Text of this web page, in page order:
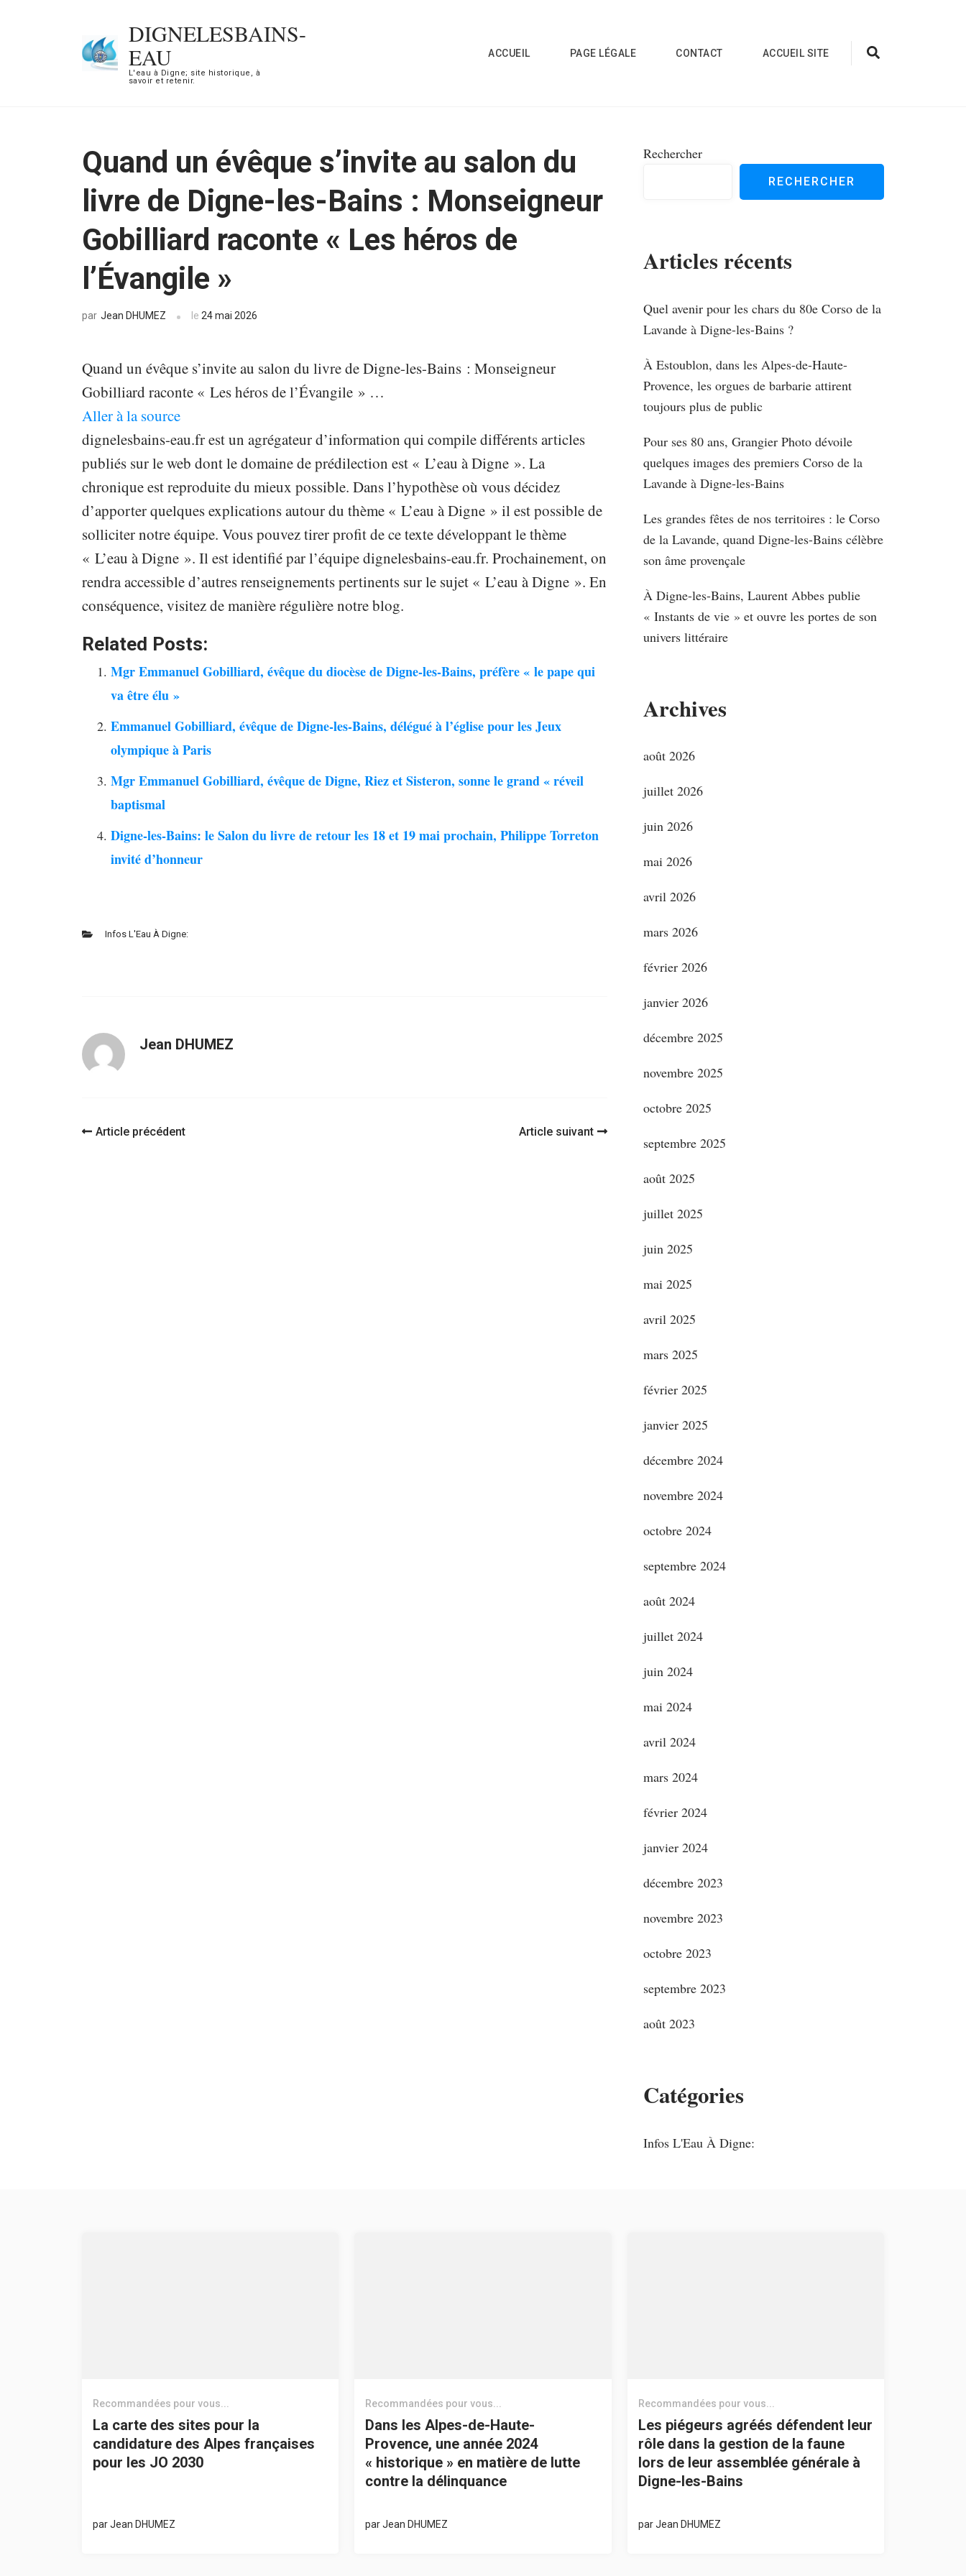
DIGNELESBAINS-
EAU
L'eau à Digne; site historique, à
savoir et retenir.
ACCUEIL PAGE LÉGALE CONTACT ACCUEIL SITE
Quand un évêque s’invite au salon du
livre de Digne-les-Bains : Monseigneur
Gobilliard raconte « Les héros de
l’Évangile »
par Jean DHUMEZ le 24 mai 2026
Quand un évêque s’invite au salon du livre de Digne-les-Bains : Monseigneur
Gobilliard raconte « Les héros de l’Évangile » …
Aller à la source
dignelesbains-eau.fr est un agrégateur d’information qui compile différents articles
publiés sur le web dont le domaine de prédilection est « L’eau à Digne ». La
chronique est reproduite du mieux possible. Dans l’hypothèse où vous décidez
d’apporter quelques explications autour du thème « L’eau à Digne » il est possible de
solliciter notre équipe. Vous pouvez tirer profit de ce texte développant le thème
« L’eau à Digne ». Il est identifié par l’équipe dignelesbains-eau.fr. Prochainement, on
rendra accessible d’autres renseignements pertinents sur le sujet « L’eau à Digne ». En
conséquence, visitez de manière régulière notre blog.
Related Posts:
Mgr Emmanuel Gobilliard, évêque du diocèse de Digne-les-Bains, préfère « le pape qui
va être élu »
Emmanuel Gobilliard, évêque de Digne-les-Bains, délégué à l’église pour les Jeux
olympique à Paris
Mgr Emmanuel Gobilliard, évêque de Digne, Riez et Sisteron, sonne le grand « réveil
baptismal
Digne-les-Bains: le Salon du livre de retour les 18 et 19 mai prochain, Philippe Torreton
invité d’honneur
Infos L'Eau À Digne:
Jean DHUMEZ
Navigation
Article précédent Article suivant
Rechercher
RECHERCHER
Articles récents
Quel avenir pour les chars du 80e Corso de la
Lavande à Digne-les-Bains ?
À Estoublon, dans les Alpes-de-Haute-
Provence, les orgues de barbarie attirent
toujours plus de public
Pour ses 80 ans, Grangier Photo dévoile
quelques images des premiers Corso de la
Lavande à Digne-les-Bains
Les grandes fêtes de nos territoires : le Corso
de la Lavande, quand Digne-les-Bains célèbre
son âme provençale
À Digne-les-Bains, Laurent Abbes publie
« Instants de vie » et ouvre les portes de son
univers littéraire
Archives
août 2026
juillet 2026
juin 2026
mai 2026
avril 2026
mars 2026
février 2026
janvier 2026
décembre 2025
novembre 2025
octobre 2025
septembre 2025
août 2025
juillet 2025
juin 2025
mai 2025
avril 2025
mars 2025
février 2025
janvier 2025
décembre 2024
novembre 2024
octobre 2024
septembre 2024
août 2024
juillet 2024
juin 2024
mai 2024
avril 2024
mars 2024
février 2024
janvier 2024
décembre 2023
novembre 2023
octobre 2023
septembre 2023
août 2023
Catégories
Infos L'Eau À Digne:
Recommandées pour vous...
La carte des sites pour la
candidature des Alpes françaises
pour les JO 2030
parJean DHUMEZ
Recommandées pour vous...
Dans les Alpes-de-Haute-
Provence, une année 2024
« historique » en matière de lutte
contre la délinquance
parJean DHUMEZ
Recommandées pour vous...
Les piégeurs agréés défendent leur
rôle dans la gestion de la faune
lors de leur assemblée générale à
Digne-les-Bains
parJean DHUMEZ